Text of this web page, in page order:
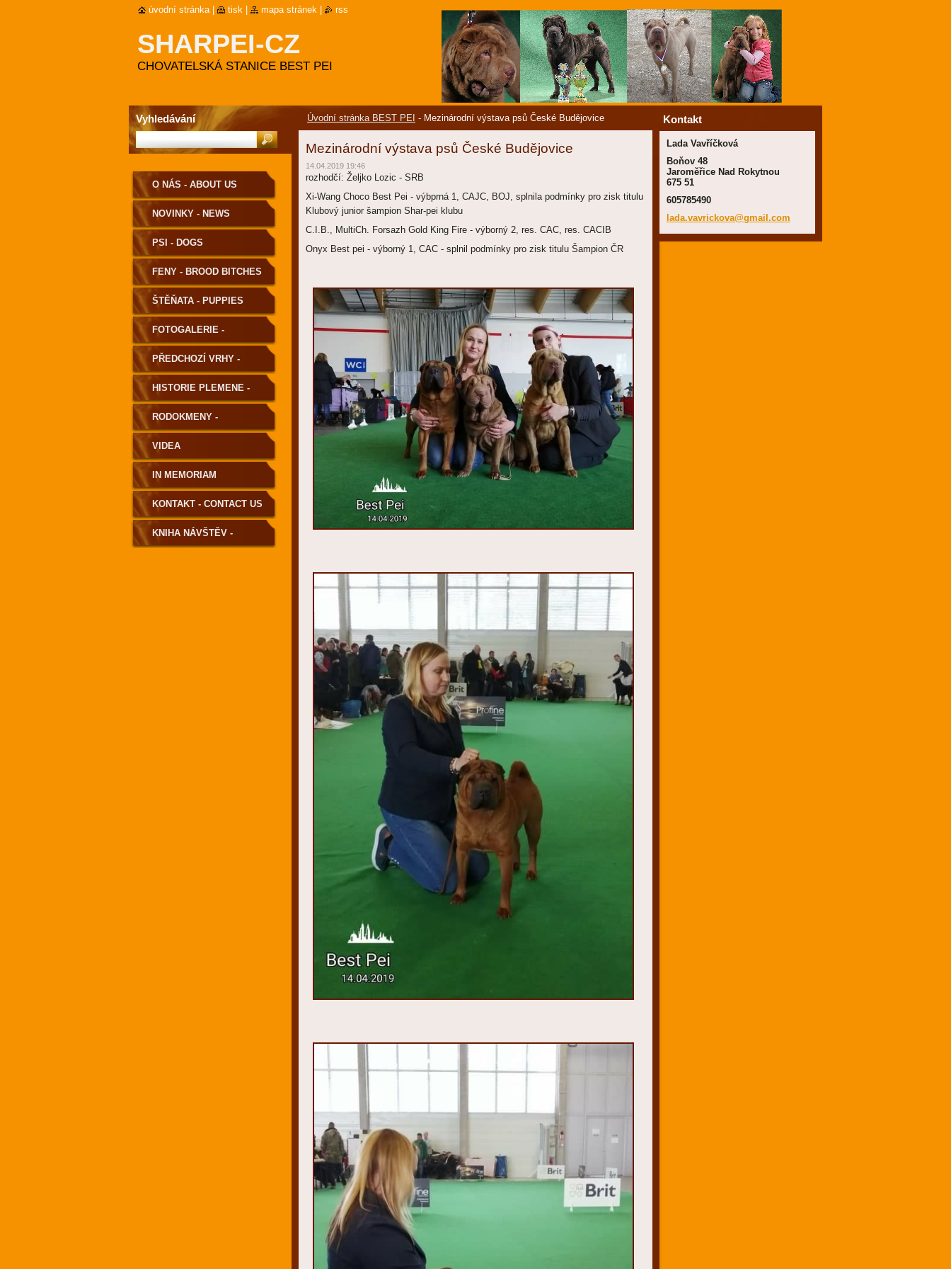
SHARPEI-CZ
CHOVATELSKÁ STANICE BEST PEI
Úvodní stránka BEST PEI - Mezinárodní výstava psů České Budějovice
Mezinárodní výstava psů České Budějovice
14.04.2019 19:46
rozhodčí: Željko Lozic - SRB
Xi-Wang Choco Best Pei - výbprná 1, CAJC, BOJ, splnila podmínky pro zisk titulu
Klubový junior šampion Shar-pei klubu
C.I.B., MultiCh. Forsazh Gold King Fire - výborný 2, res. CAC, res. CACIB
Onyx Best pei - výborný 1, CAC - splnil podmínky pro zisk titulu Šampion ČR
O NÁS - ABOUT US
NOVINKY - NEWS
PSI - DOGS
FENY - BROOD BITCHES
ŠTĚŇATA - PUPPIES
FOTOGALERIE -
PHOTOGALLERY
PŘEDCHOZÍ VRHY -
PREVIOUS LITTERS
HISTORIE PLEMENE -
HISTORY OF THE BREED
RODOKMENY -
PEDIGREE
VIDEA
IN MEMORIAM
KONTAKT - CONTACT US
KNIHA NÁVŠTĚV -
Kontakt
Lada Vavříčková
Boňov 48
Jaroměřice Nad Rokytnou
675 51
605785490
lada.vavrickova@gmail.com
Vyhledávání
úvodní stránka tisk mapa stránek rss